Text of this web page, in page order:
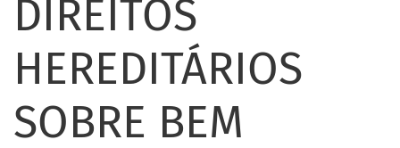
DIREITOS
HEREDITÁRIOS
SOBRE BEM